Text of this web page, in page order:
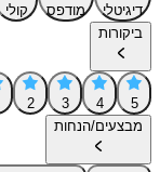
דיגיטלי מודפס
קולי
ביקורות
5
4
3
2
מבצעים/הנחות